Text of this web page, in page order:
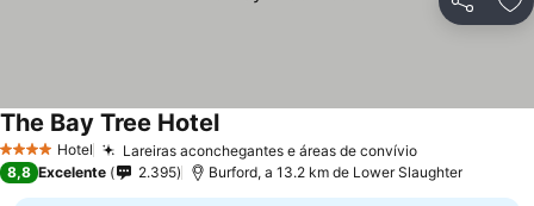
Partilhar
4 EstrelasHotel Lareiras aconchegantes e áreas de convívioVer preços
The Bay Tree HotelVer preços
8,8 Excelente 2.395 Burford, a 13.2 km de Lower Slaughter